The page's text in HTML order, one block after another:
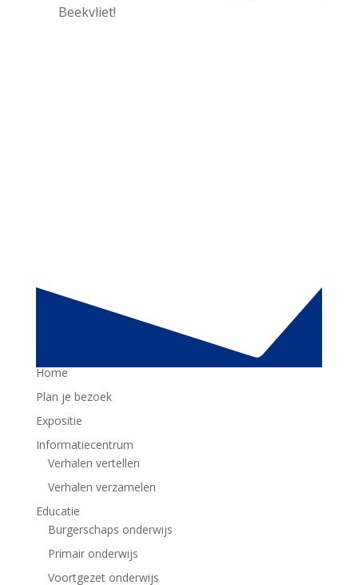
Beekvliet!
Home
Plan je bezoek
Expositie
Informatiecentrum
Verhalen vertellen
Verhalen verzamelen
Educatie
Burgerschaps onderwijs
Primair onderwijs
Voortgezet onderwijs